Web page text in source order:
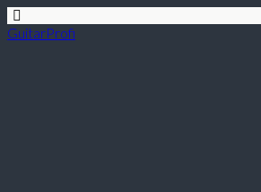
GuitarProfi